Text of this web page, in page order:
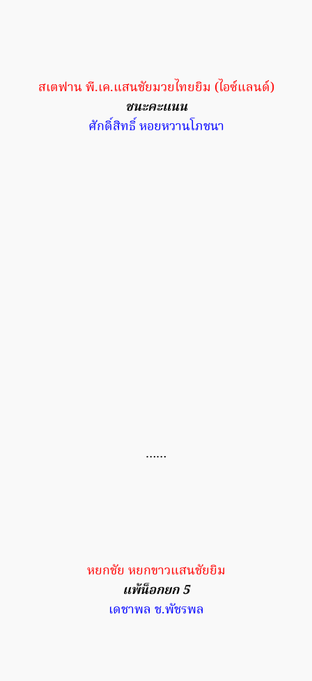
สเตฟาน พี.เค.แสนชัยมวยไทยยิม (ไอซ์แลนด์)
ชนะคะแนน
ศักดิ์สิทธิ์ หอยหวานโภชนา
……
หยกชัย หยกขาวแสนชัยยิม
แพ้น็อกยก 5
เดชาพล ช.พัชรพล